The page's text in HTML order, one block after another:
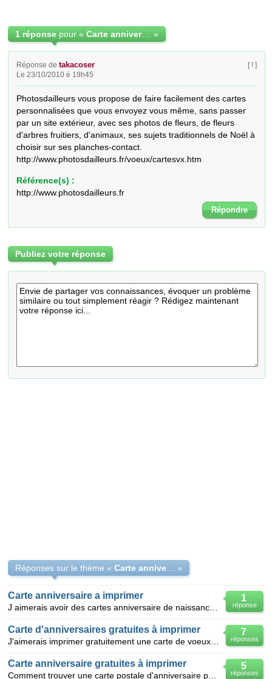
1 réponse pour « Carte anniversaire adulte à imprimer »
Réponse detakacoser
Le 23/10/2010 é 19h45
[ ! ]
Photosdailleurs vous propose de faire facilement des cartes
personnalisées que vous envoyez vous même, sans passer
par un site extérieur, avec ses photos de fleurs, de fleurs
d'arbres fruitiers, d'animaux, ses sujets traditionnels de Noël à
choisir sur ses planches-contact.
http://www.photosdailleurs.fr/voeux/cartesvx.htm
Référence(s) :
http://www.photosdailleurs.fr
Répondre
Publiez votre réponse
Réponses sur le thème « »
1
réponse
Carte anniversaire a imprimer
7
réponses
Carte d'anniversaires gratuites à imprimer
5
réponses
Carte anniversaire gratuites à imprimer